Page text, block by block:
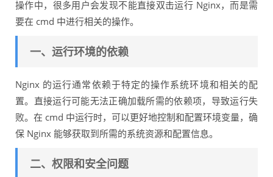
操作中，很多用户会发现不能直接双击运行 Nginx，而是需
要在 cmd 中进行相关的操作。
一、运行环境的依赖
Nginx 的运行通常依赖于特定的操作系统环境和相关的配
置。直接运行可能无法正确加载所需的依赖项，导致运行失
败。在 cmd 中运行时，可以更好地控制和配置环境变量，确
保 Nginx 能够获取到所需的系统资源和配置信息。
二、权限和安全问题